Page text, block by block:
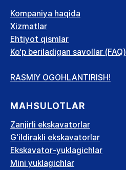
Kompaniya haqida
Xizmatlar
Ehtiyot qismlar
Ko‘p beriladigan savollar (FAQ)
RASMIY OGOHLANTIRISH!
MAHSULOTLAR
Zanjirli ekskavatorlar
G'ildirakli ekskavatorlar
Ekskavator-yuklagichlar
Mini yuklagichlar